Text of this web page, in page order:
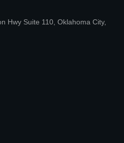
Hwy Suite 110, Oklahoma City,